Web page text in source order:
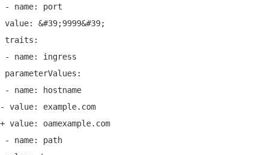
- name: port
value: &#39;9999&#39;
traits:
- name: ingress
parameterValues:
- name: hostname
- value: example.com
+ value: oamexample.com
- name: path